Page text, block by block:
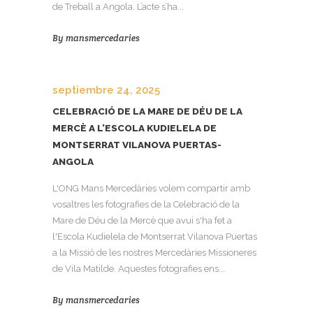
de Treball a Angola. L’acte s’ha...
By mansmercedaries
septiembre 24, 2025
CELEBRACIÓ DE LA MARE DE DÉU DE LA
MERCÈ A L’ESCOLA KUDIELELA DE
MONTSERRAT VILANOVA PUERTAS-
ANGOLA
L'ONG Mans Mercedàries volem compartir amb
vosaltres les fotografies de la Celebració de la
Mare de Déu de la Mercè que avui s'ha fet a
l'Escola Kudielela de Montserrat Vilanova Puertas
a la Missió de les nostres Mercedàries Missioneres
de Vila Matilde. Aquestes fotografies ens...
By mansmercedaries